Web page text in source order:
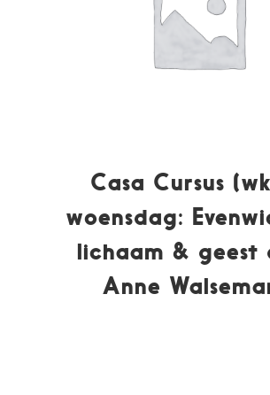
Casa Cursus
woensdag:
lichaam & geest
Anne